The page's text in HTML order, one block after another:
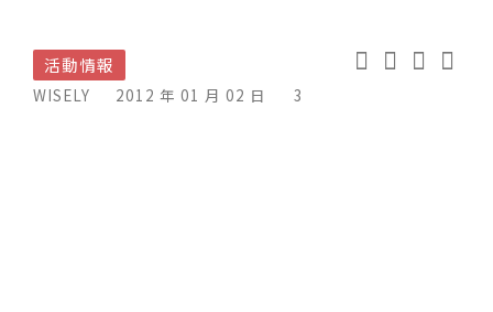
活動情報
WISELY 2012 年 01 月 02 日 3